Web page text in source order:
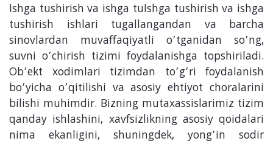
Ishga tushirish va ishga tuIshga tushirish va ishga
tushirish ishlari tugallangandan va barcha
sinovlardan muvaffaqiyatli o’tganidan so’ng,
suvni o’chirish tizimi foydalanishga topshiriladi.
Ob’ekt xodimlari tizimdan to’g’ri foydalanish
bo’yicha o’qitilishi va asosiy ehtiyot choralarini
bilishi muhimdir. Bizning mutaxassislarimiz tizim
qanday ishlashini, xavfsizlikning asosiy qoidalari
nima ekanligini, shuningdek, yong’in sodir